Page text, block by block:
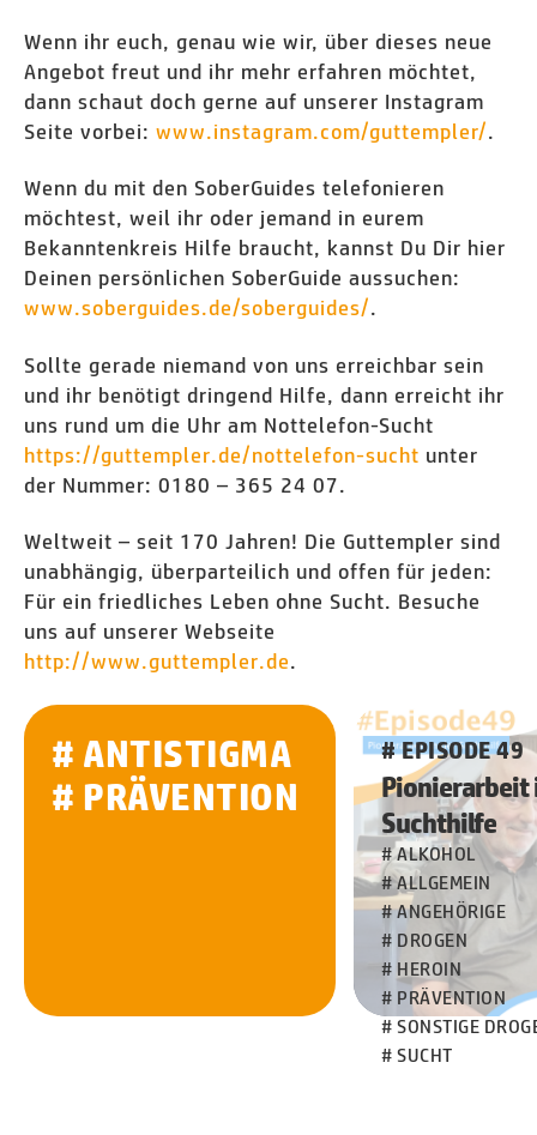
Wenn ihr euch, genau wie wir, über dieses neue
Angebot freut und ihr mehr erfahren möchtet,
dann schaut doch gerne auf unserer Instagram
Seite vorbei: www.instagram.com/guttempler/.
Wenn du mit den SoberGuides telefonieren
möchtest, weil ihr oder jemand in eurem
Bekanntenkreis Hilfe braucht, kannst Du Dir hier
Deinen persönlichen SoberGuide aussuchen:
www.soberguides.de/soberguides/.
Sollte gerade niemand von uns erreichbar sein
und ihr benötigt dringend Hilfe, dann erreicht ihr
uns rund um die Uhr am Nottelefon-Sucht
https://guttempler.de/nottelefon-sucht unter
der Nummer: 0180 – 365 24 07.
Weltweit – seit 170 Jahren! Die Guttempler sind
unabhängig, überparteilich und offen für jeden:
Für ein friedliches Leben ohne Sucht. Besuche
uns auf unserer Webseite
http://www.guttempler.de.
# ANTISTIGMA
# PRÄVENTION
# EPISODE 49
Pionierarbeit
Suchthilfe
# ALKOHOL
# ALLGEMEIN
# ANGEHÖRIGE
# DROGEN
# HEROIN
# PRÄVENTION
# SONSTIGE
# SUCHT